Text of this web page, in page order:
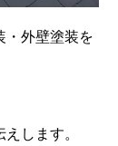
・外壁塗装を
します。